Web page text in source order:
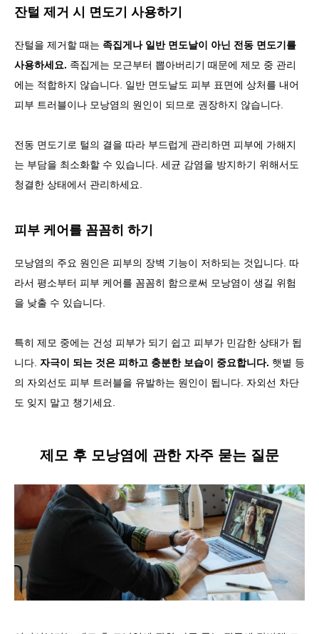
잔털 제거 시 면도기 사용하기
잔털을 제거할 때는 족집게나 일반 면도날이 아닌 전동 면도기를
사용하세요. 족집게는 모근부터 뽑아버리기 때문에 제모 중 관리
에는 적합하지 않습니다. 일반 면도날도 피부 표면에 상처를 내어
피부 트러블이나 모낭염의 원인이 되므로 권장하지 않습니다.
전동 면도기로 털의 결을 따라 부드럽게 관리하면 피부에 가해지
는 부담을 최소화할 수 있습니다. 세균 감염을 방지하기 위해서도
청결한 상태에서 관리하세요.
피부 케어를 꼼꼼히 하기
모낭염의 주요 원인은 피부의 장벽 기능이 저하되는 것입니다. 따
라서 평소부터 피부 케어를 꼼꼼히 함으로써 모낭염이 생길 위험
을 낮출 수 있습니다.
특히 제모 중에는 건성 피부가 되기 쉽고 피부가 민감한 상태가 됩
니다. 자극이 되는 것은 피하고 충분한 보습이 중요합니다. 햇볕 등
의 자외선도 피부 트러블을 유발하는 원인이 됩니다. 자외선 차단
도 잊지 말고 챙기세요.
제모 후 모낭염에 관한 자주 묻는 질문